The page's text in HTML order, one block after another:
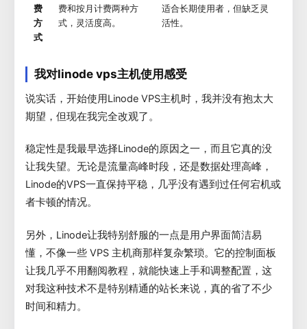
费
方
式
费和按月计费两种方
式，灵活度高。
适合长期使用者，但缺乏灵
活性。
我对linode vps主机使用感受
说实话，开始使用Linode VPS主机时，我并没有抱太大
期望，但现在我完全改观了。
稳定性是我最早选择Linode的原因之一，而且它真的没
让我失望。无论是流量高峰时段，还是数据处理高峰，
Linode的VPS一直保持平稳，几乎没有遇到过任何宕机或
者卡顿的情况。
另外，Linode让我特别舒服的一点是用户界面简洁易
懂，不像一些 VPS 主机商那样复杂繁琐。它的控制面板
让我几乎不用翻阅教程，就能快速上手和调整配置，这
对我这种技术不是特别精通的站长来说，真的省了不少
时间和精力。